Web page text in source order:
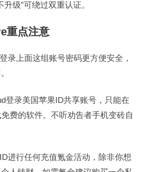
升级”可绕过双重认证。
重点注意
录上面这组账号密码更方便安全，
登录美国苹果ID共享账号，只能在
费的软件。不听劝告者手机变砖自
进行任何充值氪金活动，除非你想